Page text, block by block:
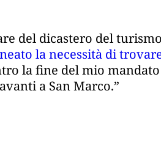
del dicastero del
la necessità di
la fine del mio
a San Marco.”